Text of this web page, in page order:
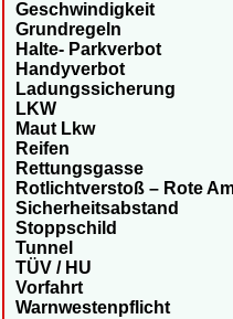
Geschwindigkeit
Grundregeln
Halte- Parkverbot
Handyverbot
Ladungssicherung
LKW
Maut Lkw
Reifen
Rettungsgasse
Rotlichtverstoß – Rote
Sicherheitsabstand
Stoppschild
Tunnel
TÜV / HU
Vorfahrt
Warnwestenpflicht